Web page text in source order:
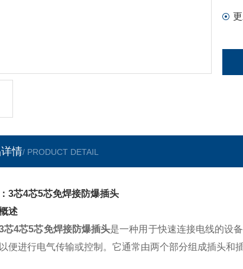
情/ PRODUCT DETAIL
3芯4芯5芯免焊接防爆插头
述
芯4芯5芯免焊接防爆插头是一种用于快速连接电线的设
便进行电气传输或控制。它通常由两个部分组成插头和